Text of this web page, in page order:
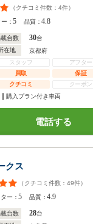
（クチコミ件数： 4件）
ー：5 品質：4.8
台数 30台
在地
京都府
スタッフ
アフター
買取
保証
クチコミ
クーポン
購入プラン付き車両
電話する
クス
（クチコミ件数： 49件）
ー：5 品質：4.9
台数 28台